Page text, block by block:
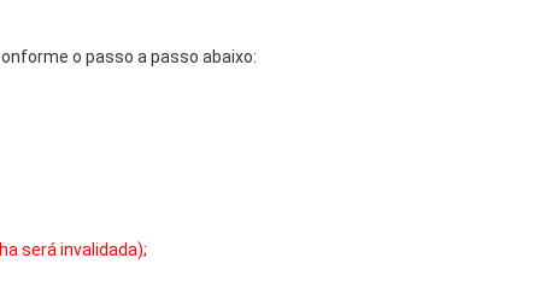
o passo a passo abaixo:
será invalidada);